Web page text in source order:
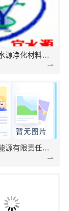
巩义市宜水源净化材料有限公司
安徽启富能源有限责任公司